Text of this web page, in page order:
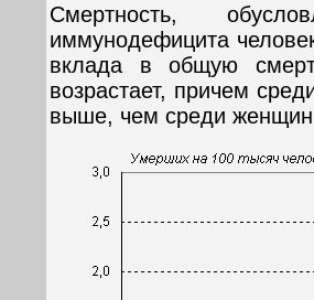
Смертность,
иммунодефицита
вклада в общую
возрастает, причем
выше, чем среди